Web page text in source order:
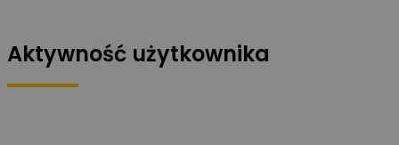
Aktywność użytkownika